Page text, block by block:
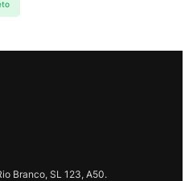
Branco, SL 123, A50.